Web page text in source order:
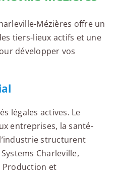
Mézières offre un
tiers-lieux actifs et une
développer vos
légales actives. Le
entreprises, la santé-
structurent
Charleville,
Production et